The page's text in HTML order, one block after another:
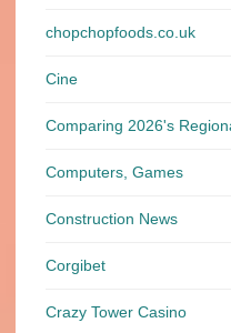
chopchopfoods.co.uk
Cine
Comparing 2026's
Computers, Games
Construction News
Corgibet
Crazy Tower Сasino